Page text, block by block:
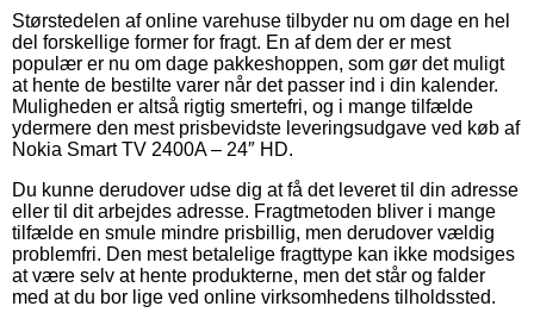
Størstedelen af online varehuse tilbyder nu om dage en hel
del forskellige former for fragt. En af dem der er mest
populær er nu om dage pakkeshoppen, som gør det muligt
at hente de bestilte varer når det passer ind i din kalender.
Muligheden er altså rigtig smertefri, og i mange tilfælde
ydermere den mest prisbevidste leveringsudgave ved køb af
Nokia Smart TV 2400A – 24″ HD.
Du kunne derudover udse dig at få det leveret til din adresse
eller til dit arbejdes adresse. Fragtmetoden bliver i mange
tilfælde en smule mindre prisbillig, men derudover vældig
problemfri. Den mest betalelige fragttype kan ikke modsiges
at være selv at hente produkterne, men det står og falder
med at du bor lige ved online virksomhedens tilholdssted.